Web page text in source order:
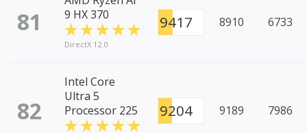
81
9 HX 370
DirectX 12.0
9417 8910 6733
82
Intel Core
Ultra 5
Processor 225
9204 9189 7986